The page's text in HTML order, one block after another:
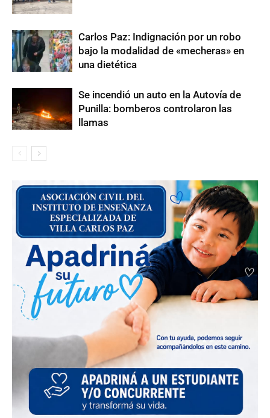
Carlos Paz: Indignación por un robo
bajo la modalidad de «mecheras» en
una dietética
Se incendió un auto en la Autovía de
Punilla: bomberos controlaron las
llamas